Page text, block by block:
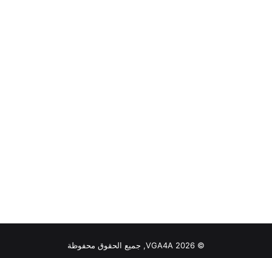
© VGA4A 2026, جميع الحقوق محفوظة